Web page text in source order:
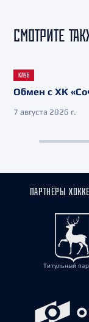
СМОТРИТЕ
КЛУБ
Обмен с ХК
7 августа 2026 г.
ПАРТНЁРЫ
Титульный